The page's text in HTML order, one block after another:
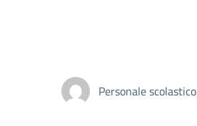
Personale scolastico